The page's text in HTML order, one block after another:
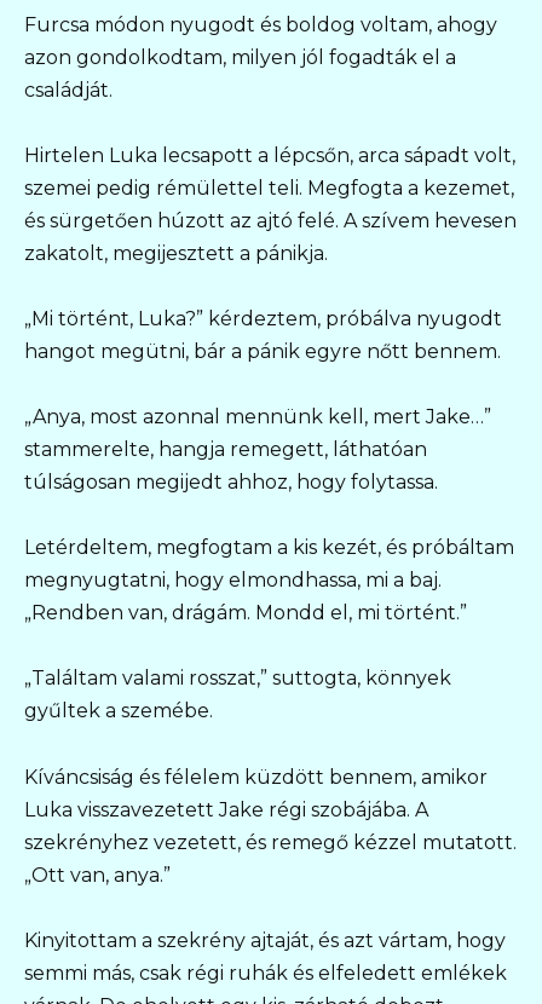
Furcsa módon nyugodt és boldog voltam, ahogy
azon gondolkodtam, milyen jól fogadták el a
családját.
Hirtelen Luka lecsapott a lépcsőn, arca sápadt volt,
szemei pedig rémülettel teli. Megfogta a kezemet,
és sürgetően húzott az ajtó felé. A szívem hevesen
zakatolt, megijesztett a pánikja.
„Mi történt, Luka?” kérdeztem, próbálva nyugodt
hangot megütni, bár a pánik egyre nőtt bennem.
„Anya, most azonnal mennünk kell, mert Jake…”
stammerelte, hangja remegett, láthatóan
túlságosan megijedt ahhoz, hogy folytassa.
Letérdeltem, megfogtam a kis kezét, és próbáltam
megnyugtatni, hogy elmondhassa, mi a baj.
„Rendben van, drágám. Mondd el, mi történt.”
„Találtam valami rosszat,” suttogta, könnyek
gyűltek a szemébe.
Kíváncsiság és félelem küzdött bennem, amikor
Luka visszavezetett Jake régi szobájába. A
szekrényhez vezetett, és remegő kézzel mutatott.
„Ott van, anya.”
Kinyitottam a szekrény ajtaját, és azt vártam, hogy
semmi más, csak régi ruhák és elfeledett emlékek